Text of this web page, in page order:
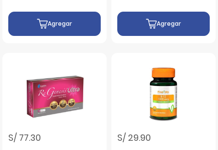
Agregar Agregar
S/ 77.30 S/ 29.90